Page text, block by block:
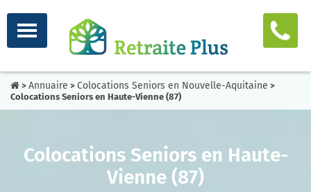
> Annuaire > Colocations Seniors en Nouvelle-Aquitaine >
Colocations Seniors en Haute-Vienne (87)
Colocations Seniors en Haute-
Vienne (87)